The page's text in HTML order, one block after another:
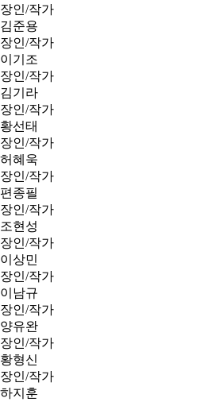
장인/작가
김준용
장인/작가
이기조
장인/작가
김기라
장인/작가
황선태
장인/작가
허혜욱
장인/작가
편종필
장인/작가
조현성
장인/작가
이상민
장인/작가
이남규
장인/작가
양유완
장인/작가
황형신
장인/작가
하지훈